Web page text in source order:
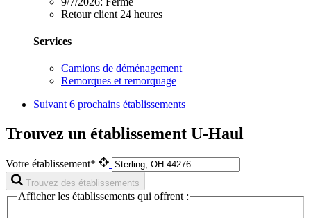
Retour client 24 heures
Services
Camions de déménagement
Remorques et remorquage
Suivant 6 prochains établissements
Trouvez un établissement U-Haul
Votre établissement*
Trouvez des établissements
Afficher les établissements qui offrent :